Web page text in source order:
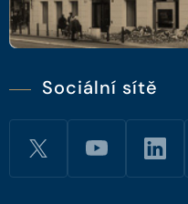
Sociální sítě